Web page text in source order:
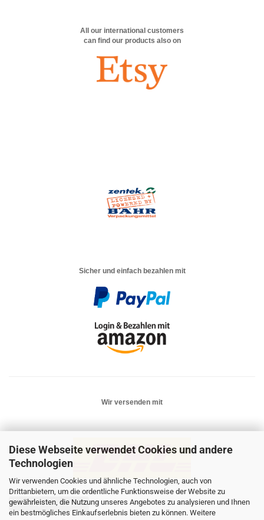
Diese Webseite verwendet Cookies und andere
Technologien
Wir verwenden Cookies und ähnliche Technologien, auch von
Drittanbietern, um die ordentliche Funktionsweise der Website zu
gewährleisten, die Nutzung unseres Angebotes zu analysieren und Ihnen
ein bestmögliches Einkaufserlebnis bieten zu können. Weitere
All our international customers
can find our products also on
Sicher und einfach bezahlen mit
Wir versenden mit
Vertrag widerrufen